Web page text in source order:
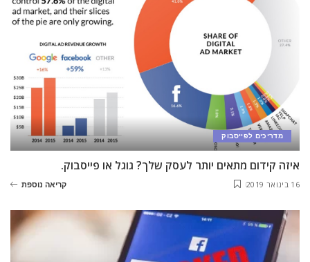
מדריכים לפייסבוק
איזה קידום מתאים יותר לעסק שלך? גוגל או פייסבוק.
16 בינואר 2019 קריאה נוספת